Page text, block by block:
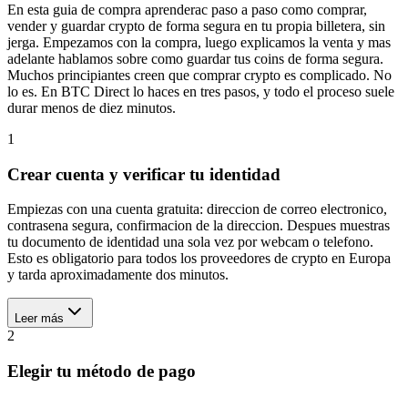
En esta guia de compra aprenderас paso a paso como comprar,
vender y guardar crypto de forma segura en tu propia billetera, sin
jerga. Empezamos con la compra, luego explicamos la venta y mas
adelante hablamos sobre como guardar tus coins de forma segura.
Muchos principiantes creen que comprar crypto es complicado. No
lo es. En BTC Direct lo haces en tres pasos, y todo el proceso suele
durar menos de diez minutos.
1
Crear cuenta y verificar tu identidad
Empiezas con una cuenta gratuita: direccion de correo electronico,
contrasena segura, confirmacion de la direccion. Despues muestras
tu documento de identidad una sola vez por webcam o telefono.
Esto es obligatorio para todos los proveedores de crypto en Europa
y tarda aproximadamente dos minutos.
Leer más
2
Elegir tu método de pago